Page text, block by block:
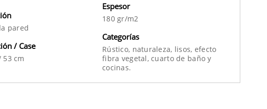
pared
/ Case
53 cm
Espesor
180 gr/m2
Categorías
Rústico, naturaleza, lisos, efecto
fibra vegetal,cuarto de bañoy
cocinas.